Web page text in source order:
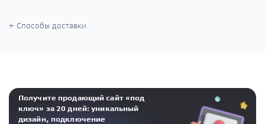
Способы доставки
Получите продающий сайт «под
ключ» за 20 дней: уникальный
дизайн, подключение